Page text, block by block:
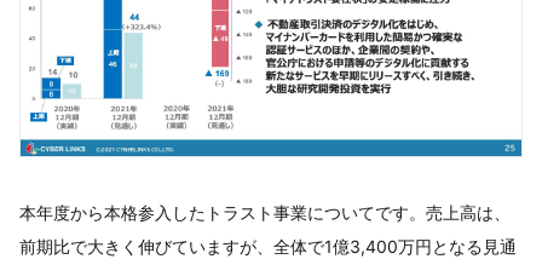
本年度から本格参入したトラスト事業についてです。売上高は、
前期比で大きく伸びていますが、全体で1億3,400万円となる見通